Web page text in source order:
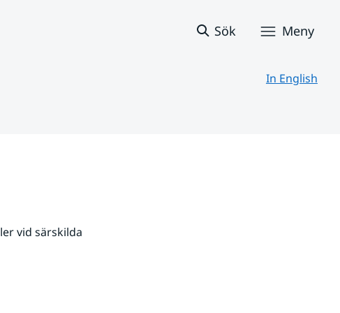
Sök Meny
In English
vid särskilda